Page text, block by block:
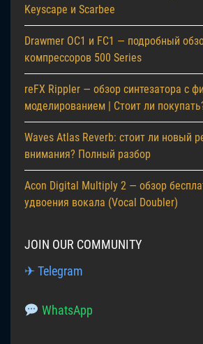
Keyscape и Scarbee
Drawmer OC1 и FC1 — подробный
компрессоров 500 Series
reFX Rippler — обзор синтезатора с
моделированием | Стоит ли
Waves Atlas Reverb: стоит ли новый
внимания? Полный разбор
Acon Digital Multiply 2 — обзор
удвоения вокала (Vocal Doubler)
JOIN OUR COMMUNITY
✈ Telegram
WhatsApp